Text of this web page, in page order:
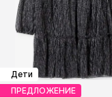
Дети
ПРЕДЛОЖЕНИЕ